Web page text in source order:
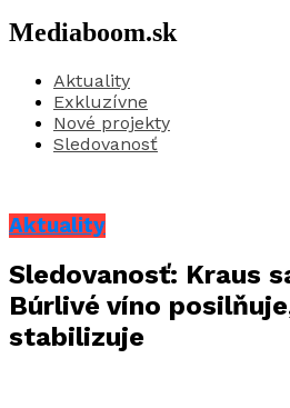
Mediaboom.sk
Aktuality
Exkluzívne
Nové projekty
Sledovanosť
Aktuality
Sledovanosť: Kraus
Búrlivé víno
stabilizuje